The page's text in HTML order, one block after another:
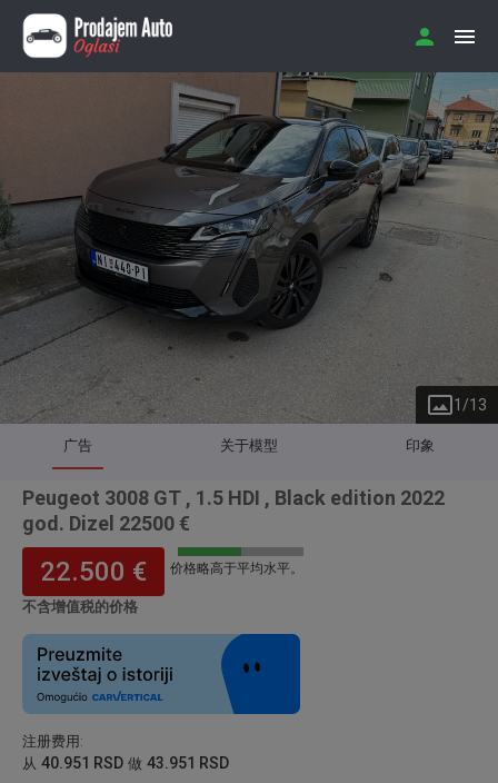
1 /13
广告 关于模型 印象
Peugeot 3008 GT , 1.5 HDI , Black edition 2022
god. Dizel 22500 €
22.500 €
不含增值税的价格
价格略高于平均水平。
注册费用 :
从 40.951 RSD 做 43.951 RSD